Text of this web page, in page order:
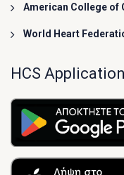
American College of
World Heart
HCS Application